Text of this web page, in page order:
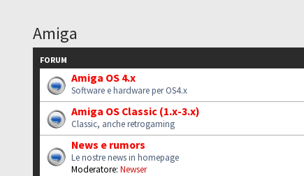
Amiga
FORUM
Amiga OS 4.x
Software e hardware per OS4.x
Amiga OS Classic (1.x-3.x)
Classic, anche retrogaming
News e rumors
Le nostre news in homepage
Moderatore: Newser